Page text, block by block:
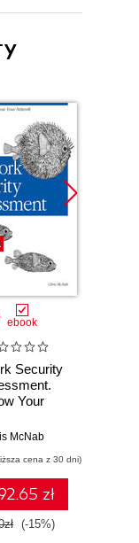
ebook
Security
Your
McNab
cena z 30 dni)
zł
(-15%)